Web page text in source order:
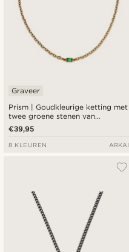
Prism | Goudkleurige ketting met
twee groene stenen van
kristalglas
Graveer
€39,95
8 KLEUREN ARKAI